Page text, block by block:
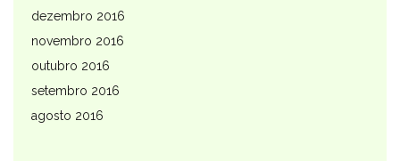
dezembro 2016
novembro 2016
outubro 2016
setembro 2016
agosto 2016